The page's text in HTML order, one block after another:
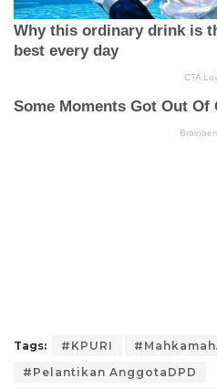
Tags: #KPURI
#Pelantikan AnggotaDPD